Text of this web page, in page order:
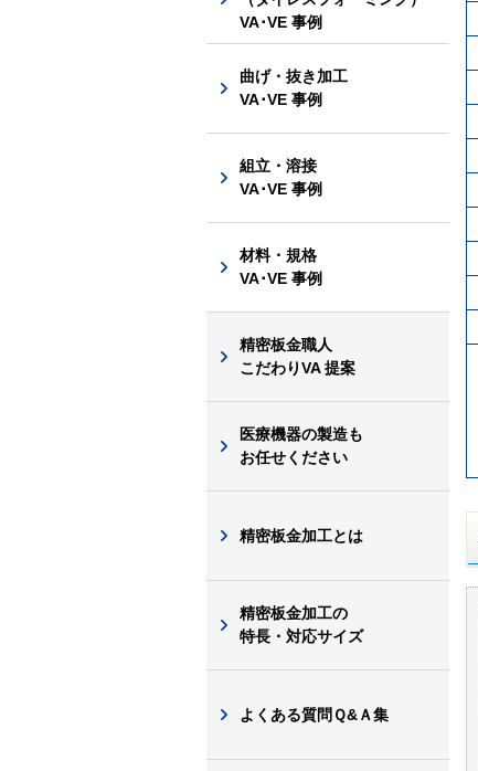
VA･VE 事例
曲げ・抜き加工
VA･VE 事例
組立・溶接
VA･VE 事例
材料・規格
VA･VE 事例
精密板金職人
こだわりVA 提案
医療機器の製造も
お任せください
精密板金加工とは
精密板金加工の
特長・対応サイズ
よくある質問Ｑ&Ａ集